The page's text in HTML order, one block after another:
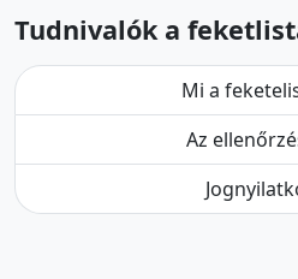
Tudnivalók a
Mi a
Az